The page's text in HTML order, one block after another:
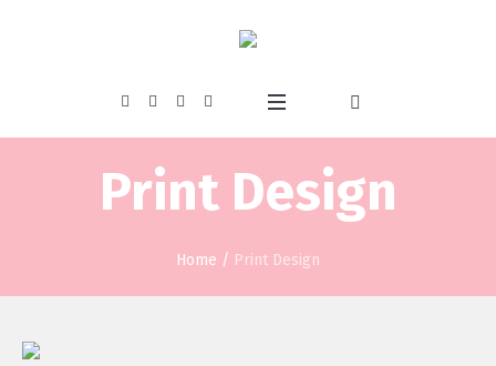
Print Design
Home / Print Design